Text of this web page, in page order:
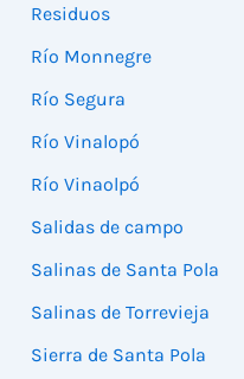
Residuos
Río Monnegre
Río Segura
Río Vinalopó
Río Vinaolpó
Salidas de campo
Salinas de Santa Pola
Salinas de Torrevieja
Sierra de Santa Pola